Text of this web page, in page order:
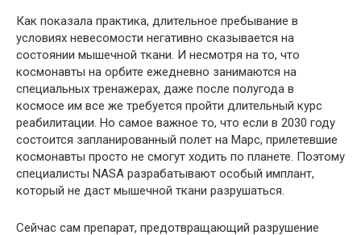
Как показала практика, длительное пребывание в
условиях невесомости негативно сказывается на
состоянии мышечной ткани. И несмотря на то, что
космонавты на орбите ежедневно занимаются на
специальных тренажерах, даже после полугода в
космосе им все же требуется пройти длительный курс
реабилитации. Но самое важное то, что если в 2030 году
состоится запланированный полет на Марс, прилетевшие
космонавты просто не смогут ходить по планете. Поэтому
специалисты NASA разрабатывают особый имплант,
который не даст мышечной ткани разрушаться.
Сейчас сам препарат, предотвращающий разрушение